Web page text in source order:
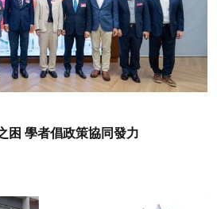
困 學者倡政策協同發力